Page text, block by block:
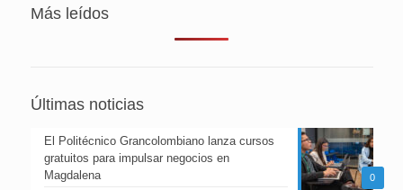
Más leídos
Últimas noticias
0
El Politécnico Grancolombiano lanza cursos
gratuitos para impulsar negocios en
Magdalena